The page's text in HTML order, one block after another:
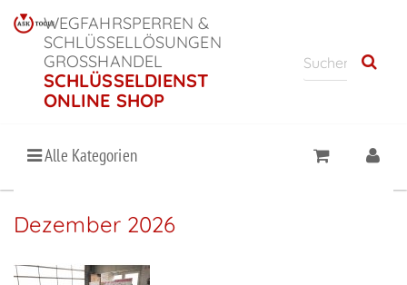
WEGFAHRSPERREN &
SCHLÜSSELLÖSUNGEN
GROSSHANDEL
SCHLÜSSELDIENST
ONLINE SHOP
Alle Kategorien
Dezember 2026